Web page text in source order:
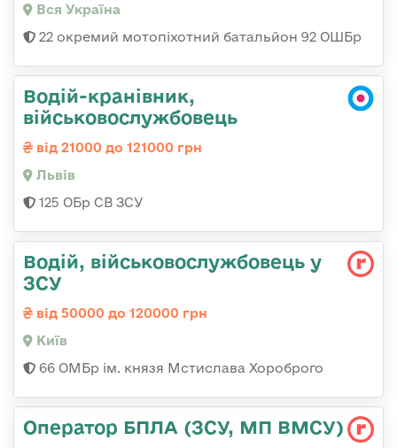
Вся Україна
22 окремий мотопіхотний батальйон 92 ОШБр
Водій-кранівник,
військовослужбовець
від 21000 до 121000 грн
Львів
125 ОБр СВ ЗСУ
Водій, військовослужбовець у
ЗСУ
від 50000 до 120000 грн
Київ
66 ОМБр ім. князя Мстислава Хороброго
Оператор БПЛА (ЗСУ, МП ВМСУ)